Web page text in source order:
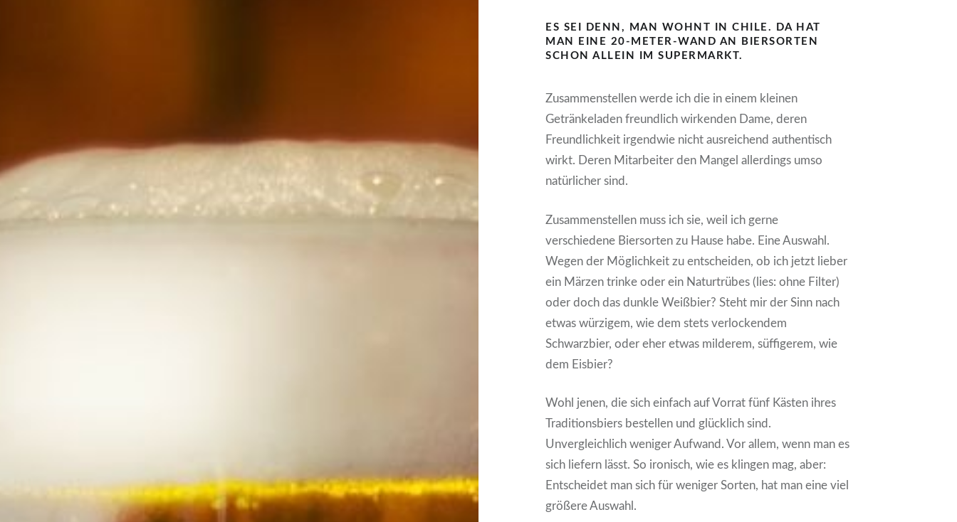
ES SEI DENN, MAN WOHNT IN CHILE. DA HAT
MAN EINE 20-METER-WAND AN BIERSORTEN
SCHON ALLEIN IM SUPERMARKT.
Zusammenstellen werde ich die in einem kleinen
Getränkeladen freundlich wirkenden Dame, deren
Freundlichkeit irgendwie nicht ausreichend authentisch
wirkt. Deren Mitarbeiter den Mangel allerdings umso
natürlicher sind.
Zusammenstellen muss ich sie, weil ich gerne
verschiedene Biersorten zu Hause habe. Eine Auswahl.
Wegen der Möglichkeit zu entscheiden, ob ich jetzt lieber
ein Märzen trinke oder ein Naturtrübes (lies: ohne Filter)
oder doch das dunkle Weißbier? Steht mir der Sinn nach
etwas würzigem, wie dem stets verlockendem
Schwarzbier, oder eher etwas milderem, süffigerem, wie
dem Eisbier?
Wohl jenen, die sich einfach auf Vorrat fünf Kästen ihres
Traditionsbiers bestellen und glücklich sind.
Unvergleichlich weniger Aufwand. Vor allem, wenn man es
sich liefern lässt. So ironisch, wie es klingen mag, aber:
Entscheidet man sich für weniger Sorten, hat man eine viel
größere Auswahl.